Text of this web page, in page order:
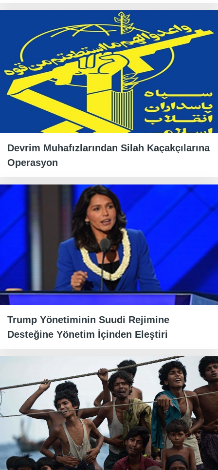
Devrim Muhafızlarından Silah Kaçakçılarına
Operasyon
Trump Yönetiminin Suudi Rejimine
Desteğine Yönetim İçinden Eleştiri